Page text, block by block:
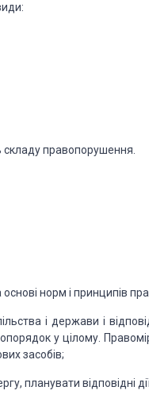
складу правопорушення.
основі норм і принципів
і держави і
у цілому.
за­собів;
планувати відповідні